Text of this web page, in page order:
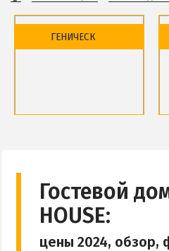
Все веб-камеры
Карта
Все отели и пансионаты
ГЕНИЧЕСКАЯ ГОРКА
Обзор Генгорки
Все базы отдыха и отели
ГЕНИЧЕСК
Гостевой
HOUSE:
цены 2024, обзор,